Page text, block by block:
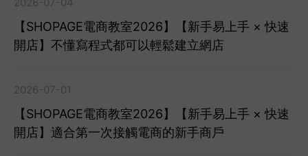
【SHOPAGE電商教室2026】【新手易上手 × 快速
開店】不懂寫程式都可以輕鬆建立網店
2026-07-01
【SHOPAGE電商教室2026】【新手易上手 × 快速
開店】適合第一次接觸電商的新手商戶